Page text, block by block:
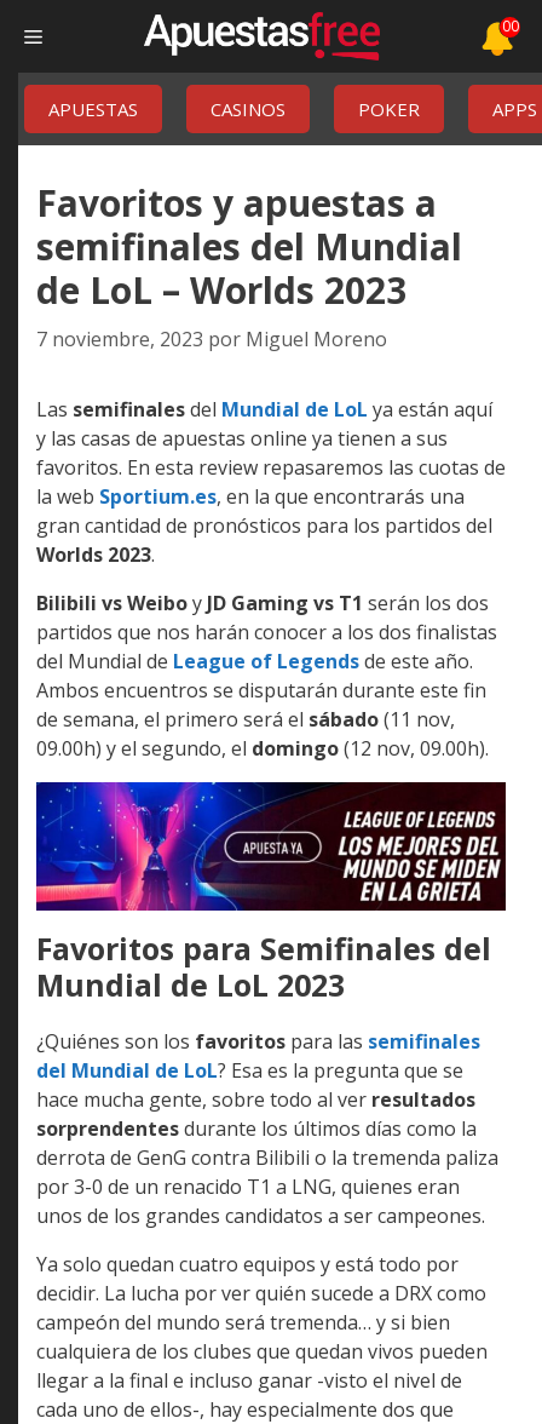
contenido
00
Menú
APUESTAS CASINOS POKER APPS
Favoritos y apuestas a
semifinales del Mundial
de LoL – Worlds 2023
7 noviembre, 2023 por Miguel Moreno
Las semifinalesdel Mundial de LoL ya están aquí
y las casas de apuestas online ya tienen a sus
favoritos. En esta review repasaremos las cuotas de
la web Sportium.es, en la que encontrarás una
gran cantidad de pronósticos para los partidos del
Worlds 2023.
Bilibili vs Weiboy JD Gaming vs T1 serán los dos
partidos que nos harán conocer a los dos finalistas
del Mundial de League of Legendsde este año.
Ambos encuentros se disputarán durante este fin
de semana, el primero será el sábado(11 nov,
09.00h) y el segundo, el domingo(12 nov, 09.00h).
Favoritos para Semifinales del
Mundial de LoL 2023
¿Quiénes son los favoritos para las semifinales
del Mundial de LoL? Esa es la pregunta que se
hace mucha gente, sobre todo al ver resultados
sorprendentesdurante los últimos días como la
derrota de GenG contra Bilibili o la tremenda paliza
por 3-0 de un renacido T1 a LNG, quienes eran
unos de los grandes candidatos a ser campeones.
Ya solo quedan cuatro equipos y está todo por
decidir. La lucha por ver quién sucede a DRX como
campeón del mundo será tremenda… y si bien
cualquiera de los clubes que quedan vivos pueden
llegar a la final e incluso ganar -visto el nivel de
cada uno de ellos-, hay especialmente dos que